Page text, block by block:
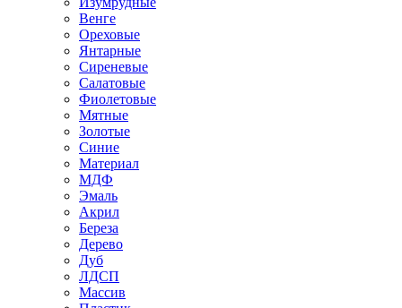
Венге
Ореховые
Янтарные
Сиреневые
Салатовые
Фиолетовые
Мятные
Золотые
Синие
Материал
МДФ
Эмаль
Акрил
Береза
Дерево
Дуб
ЛДСП
Массив